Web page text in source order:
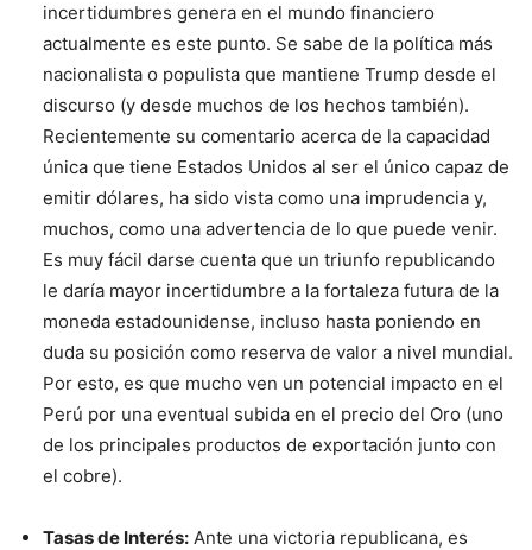
incertidumbres genera en el mundo financiero
actualmente es este punto. Se sabe de la política más
nacionalista o populista que mantiene Trump desde el
discurso (y desde muchos de los hechos también).
Recientemente su comentario acerca de la capacidad
única que tiene Estados Unidos al ser el único capaz de
emitir dólares, ha sido vista como una imprudencia y,
muchos, como una advertencia de lo que puede venir.
Es muy fácil darse cuenta que un triunfo republicando
le daría mayor incertidumbre a la fortaleza futura de la
moneda estadounidense, incluso hasta poniendo en
duda su posición como reserva de valor a nivel mundial.
Por esto, es que mucho ven un potencial impacto en el
Perú por una eventual subida en el precio del Oro (uno
de los principales productos de exportación junto con
el cobre).
Tasas de Interés: Ante una victoria republicana, es